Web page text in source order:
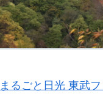
まるごと日光 東武